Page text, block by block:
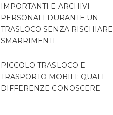
IMPORTANTI E ARCHIVI
PERSONALI DURANTE UN
TRASLOCO SENZA RISCHIARE
SMARRIMENTI
PICCOLO TRASLOCO E
TRASPORTO MOBILI: QUALI
DIFFERENZE CONOSCERE